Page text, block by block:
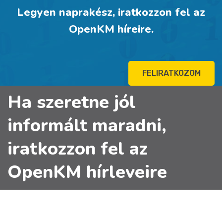
Legyen naprakész, iratkozzon fel az
OpenKM híreire.
FELIRATKOZOM
Ha szeretne jól
informált maradni,
iratkozzon fel az
OpenKM hírleveire